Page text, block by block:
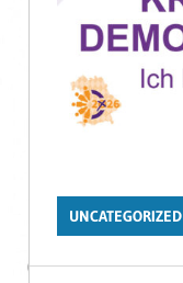
UNCATEGORIZED